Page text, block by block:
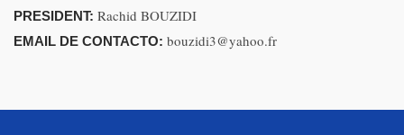
PRESIDENT: Rachid BOUZIDI
EMAIL DE CONTACTO: bouzidi3@yahoo.fr